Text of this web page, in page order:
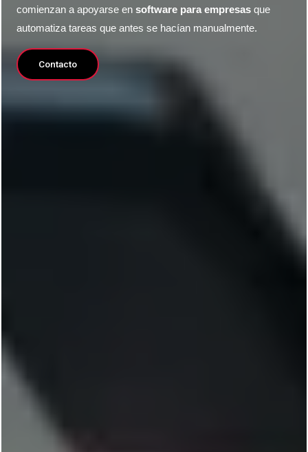
comienzan a apoyarse ensoftware para empresas que
automatiza tareas que antes se hacían manualmente.
Contacto